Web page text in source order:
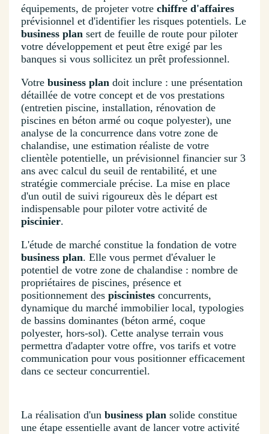
équipements, de projeter votre chiffre d'affaires
prévisionnel et d'identifier les risques potentiels. Le
business plan sert de feuille de route pour piloter
votre développement et peut être exigé par les
banques si vous sollicitez un prêt professionnel.
Votre business plan doit inclure : une présentation
détaillée de votre concept et de vos prestations
(entretien piscine, installation, rénovation de
piscines en béton armé ou coque polyester), une
analyse de la concurrence dans votre zone de
chalandise, une estimation réaliste de votre
clientèle potentielle, un prévisionnel financier sur 3
ans avec calcul du seuil de rentabilité, et une
stratégie commerciale précise. La mise en place
d'un outil de suivi rigoureux dès le départ est
indispensable pour piloter votre activité de
piscinier.
L'étude de marché constitue la fondation de votre
business plan. Elle vous permet d'évaluer le
potentiel de votre zone de chalandise : nombre de
propriétaires de piscines, présence et
positionnement des piscinistes concurrents,
dynamique du marché immobilier local, typologies
de bassins dominantes (béton armé, coque
polyester, hors-sol). Cette analyse terrain vous
permettra d'adapter votre offre, vos tarifs et votre
communication pour vous positionner efficacement
dans ce secteur concurrentiel.
La réalisation d'un business plan solide constitue
une étape essentielle avant de lancer votre activité